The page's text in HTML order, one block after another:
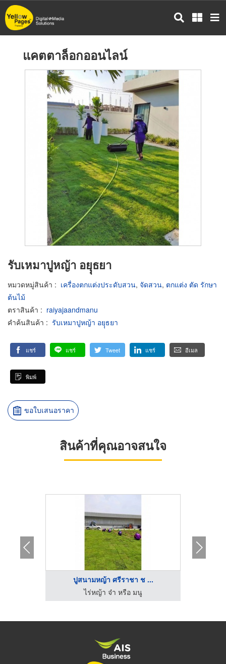
ข้าม
ไป
แคตตาล็อกออนไลน์
รับเหมาปูหญ้า อยุุธยา
หมวดหมู่สินค้า : เครื่องตกแต่งประดับสวน, จัดสวน, ตกแต่ง ตัด รักษา
ต้นไม้
ตราสินค้า : raiyajaandmanu
คำค้นสินค้า : รับเหมาปูหญ้า อยุุธยา
แชร์ แชร์ Tweet แชร์ อีเมล
พิมพ์
ขอใบเสนอราคา
สินค้าที่คุณอาจสนใจ
ปูสนามหญ้า ศรีราชา ช ...
ไร่หญ้า จ๋า หรือ มนู